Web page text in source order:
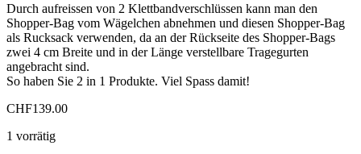
Durch aufreissen von 2 Klettbandverschlüssen kann man den
Shopper-Bag vom Wägelchen abnehmen und diesen Shopper-Bag
als Rucksack verwenden, da an der Rückseite des Shopper-Bags
zwei 4 cm Breite und in der Länge verstellbare Tragegurten
angebracht sind.
So haben Sie 2 in 1 Produkte. Viel Spass damit!
CHF139.00
1 vorrätig